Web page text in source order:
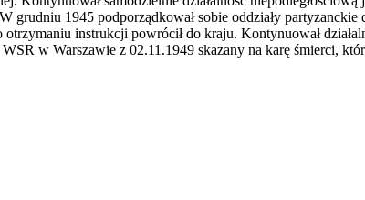
grudniu 1945 podporządkował sobie oddziały
instrukcji powrócił do kraju. Kontynuował
w Warszawie z 02.11.1949 skazany na karę śmierci,